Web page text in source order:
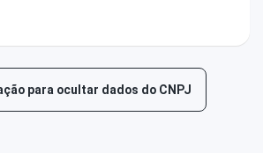
para ocultar dados do CNPJ